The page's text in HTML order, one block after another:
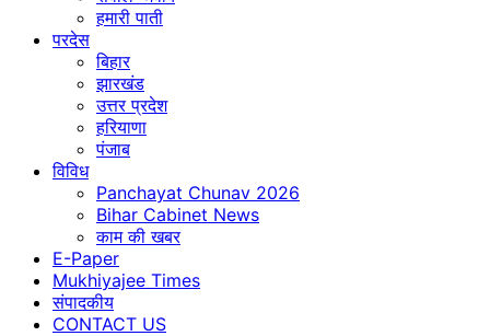
हमारी पाती
परदेस
बिहार
झारखंड
उत्तर प्रदेश
हरियाणा
पंजाब
विविध
Panchayat Chunav 2026
Bihar Cabinet News
काम की खबर
E-Paper
Mukhiyajee Times
संपादकीय
CONTACT US